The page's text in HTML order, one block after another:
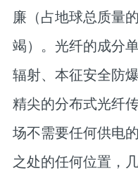
廉（占地球总质量
竭）。光纤的成分
辐射、本征安全防
精尖的分布式光纤
场不需要任何供电
之处的任何位置，